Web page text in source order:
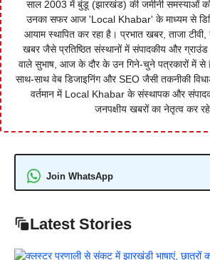
साल 2003 में बुंडू (झारखंड) की जमीनी समस्याओं
उनका सफर आज 'Local Khabar' के माध्यम से
आयाम स्थापित कर रहा है। प्रभात खबर, ताजा टीवी,
खबर जैसे प्रतिष्ठित संस्थानों में संपादकीय और ग्राउंड
वाले सुभाष, आज के दौर के उन गिने-चुने पत्रकारों में से
साथ-साथ वेब डिजाइनिंग और SEO जैसी तकनीकी
वर्तमान में Local Khabar के संस्थापक और
जनपक्षीय खबरों का नेतृत्व कर
Join WhatsApp
Latest Stories